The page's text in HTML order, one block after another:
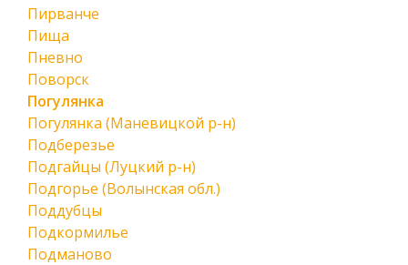
Пирванче
Пища
Пневно
Поворск
Погулянка
Погулянка (Маневицкой р-н)
Подберезье
Подгайцы (Луцкий р-н)
Подгорье (Волынская обл.)
Поддубцы
Подкормилье
Подманово